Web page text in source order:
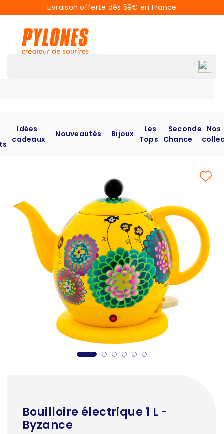
Livraison offerte dès 59€ en France
Idées
cadeaux
Nouveautés Bijoux
Les
Tops
Seconde
Chance
Nos
Bouilloire électrique 1 L -
Byzance